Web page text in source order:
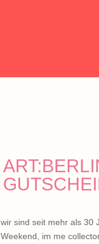
wir sind seit mehr als 30
Weekend, im me